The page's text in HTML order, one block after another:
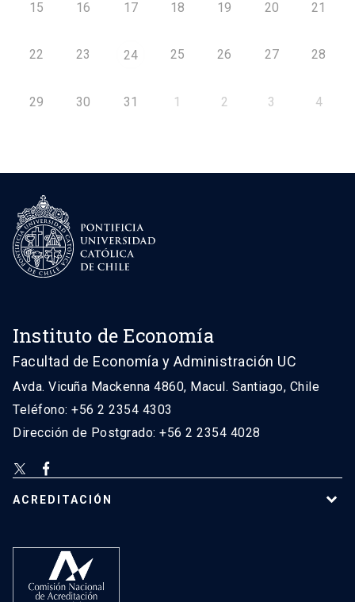
15 16 17 18 19 20 21
22 23 24 25 26 27 28
29 30 31 1 2 3 4
Instituto de Economía
Facultad de Economía y Administración UC
Avda. Vicuña Mackenna 4860, Macul. Santiago, Chile
Teléfono: +56 2 2354 4303
Dirección de Postgrado: +56 2 2354 4028
ACREDITACIÓN